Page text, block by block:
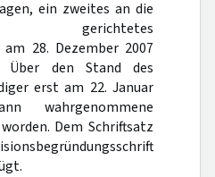
ein zweites an die
gerichtetes
28. Dezember 2007
Über den Stand des
erst am 22. Januar
wahrgenommene
Dem Schriftsatz